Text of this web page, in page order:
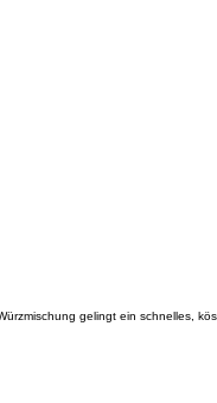
gelingt ein schnelles,